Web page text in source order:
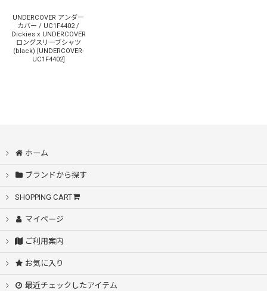
UNDERCOVER アンダー
カバー / UC1F4402 /
Dickies x UNDERCOVER
ロングスリーブシャツ
(black) [UNDERCOVER-
UC1F4402]
ホーム
ブランドから探す
SHOPPING CART
マイページ
ご利用案内
お気に入り
最近チェックしたアイテム